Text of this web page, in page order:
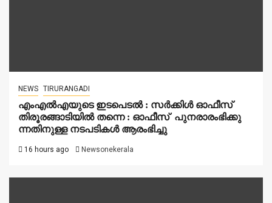
NEWS TIRURANGADI
എംഎൽഎയുടെ ഇടപെടൽ : സര്‍ക്കിള്‍ ഓഫീസ്
തിരൂരങ്ങാടിയിൽ തന്നെ : ഓഫീസ് പുനരാരംഭിക്കു
ന്നതിനുള്ള നടപടികൾ ആരംഭിച്ചു
16 hours ago Newsonekerala